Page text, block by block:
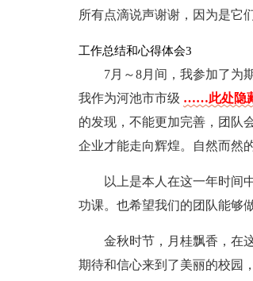
所有点滴说声谢谢，因为是它
工作总结和心得体会3
7月～8月间，我参加了为
我作为河池市市级 ……此处隐
的发现，不能更加完善，团队
企业才能走向辉煌。自然而然
以上是本人在这一年时间
功课。也希望我们的团队能够
金秋时节，月桂飘香，在
期待和信心来到了美丽的校园